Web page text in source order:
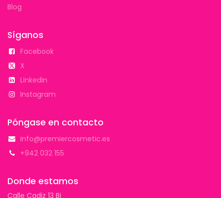
Blog
Síganos
Facebook
X
Linkedin
Instagram
Póngase en contacto
info@premiercosmetic.es
+942 032 155
Donde estamos
Calle Cadiz 13 Bj